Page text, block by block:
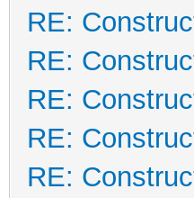
RE:
RE:
RE:
RE:
RE: